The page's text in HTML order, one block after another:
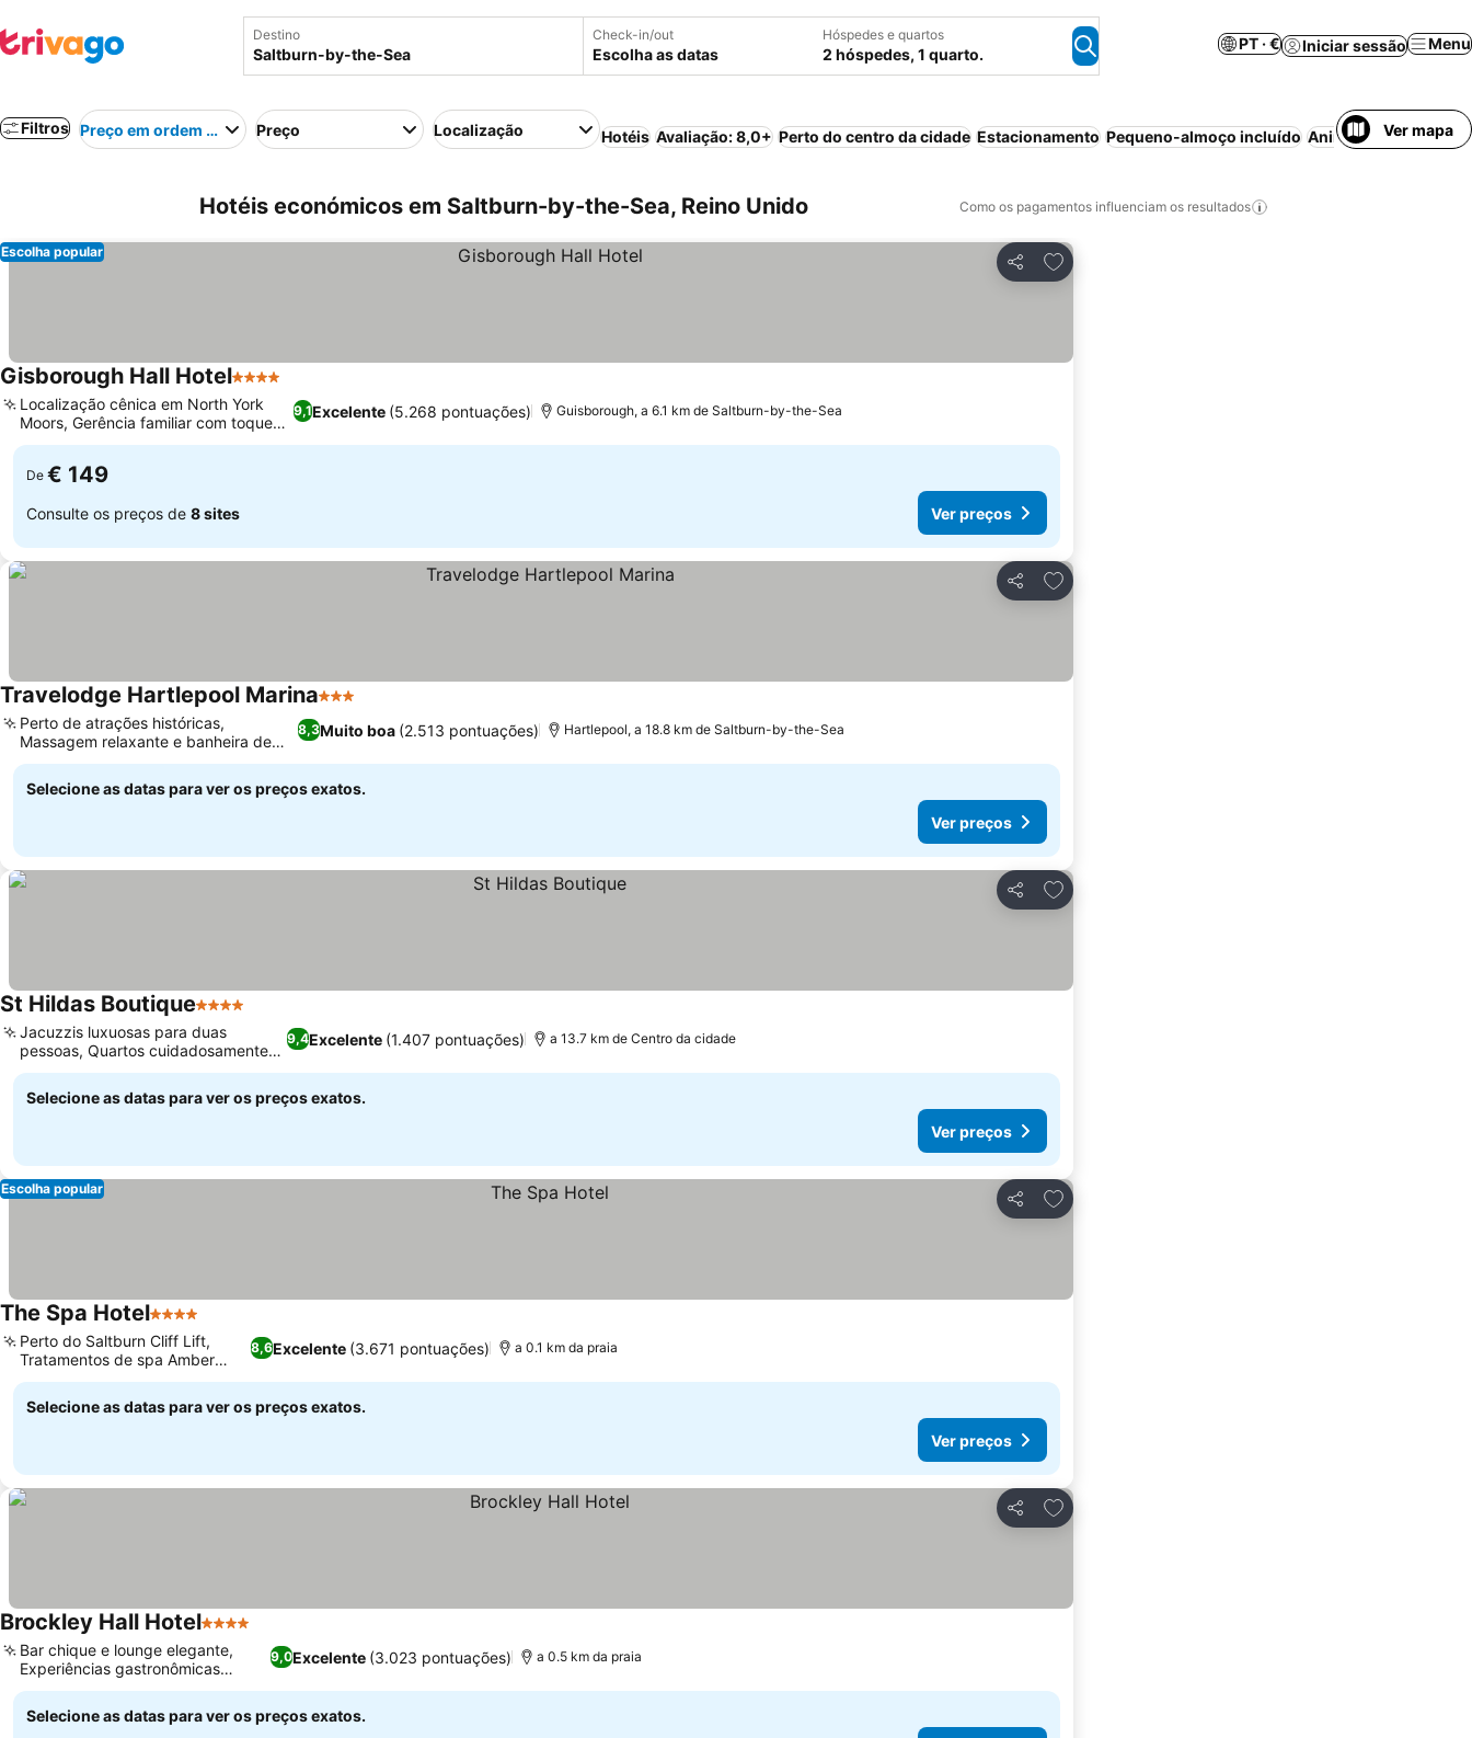
Destino Check-in/out
Escolha as datas
Hóspedes e quartos
2 hóspedes, 1 quarto.
PT · € Iniciar sessão Menu
Filtros Preço em ordem crescentePreço Localização Hotéis Avaliação: 8,0+ Perto do centro da cidade Estacionamento Pequeno-almoço incluído Animais permitidos
Ver mapa
Hotéis económicos em Saltburn-by-the-Sea, Reino Unido Como os pagamentos influenciam os resultados
Partilhar
Adicionar aos favoritos
Escolha popular
Gisborough Hall Hotel4 Estrelas
9,1Excelente (5.268 pontuações)
Localização cênica em North York
Moors, Gerência familiar com toque
pessoal
Guisborough, a 6.1 km de Saltburn-by-the-Sea
De € 149
Consulte os preços de 8 sites Ver preços
Partilhar
Adicionar aos favoritos
Travelodge Hartlepool Marina3 Estrelas
8,3Muito boa (2.513 pontuações)
Perto de atrações históricas,
Massagem relaxante e banheira de
hidromassagem
Hartlepool, a 18.8 km de Saltburn-by-the-Sea
Selecione as datas para ver os preços exatos.
Ver preços
Partilhar
Adicionar aos favoritos
St Hildas Boutique4 Estrelas
9,4Excelente (1.407 pontuações)
Jacuzzis luxuosas para duas
pessoas, Quartos cuidadosamente
equipados
a 13.7 km de Centro da cidade
Selecione as datas para ver os preços exatos.
Ver preços
Partilhar
Adicionar aos favoritos
Escolha popular
The Spa Hotel4 Estrelas
8,6Excelente (3.671 pontuações)
Perto do Saltburn Cliff Lift,
Tratamentos de spa Amber
Rooms
a 0.1 km da praia
Selecione as datas para ver os preços exatos.
Ver preços
Partilhar
Adicionar aos favoritos
Brockley Hall Hotel4 Estrelas
9,0Excelente (3.023 pontuações)
Bar chique e lounge elegante,
Experiências gastronômicas
premiadas
a 0.5 km da praia
Selecione as datas para ver os preços exatos.